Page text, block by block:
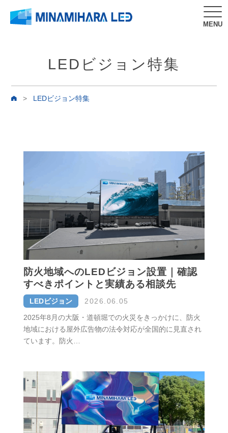
MENU
LEDビジョン特集
> LEDビジョン特集
防火地域へのLEDビジョン設置｜確認
すべきポイントと実績ある相談先
LEDビジョン
2026.06.05
2025年8月の大阪・道頓堀での火災をきっかけに、防火
地域における屋外広告物の法令対応が全国的に見直され
ています。防火…